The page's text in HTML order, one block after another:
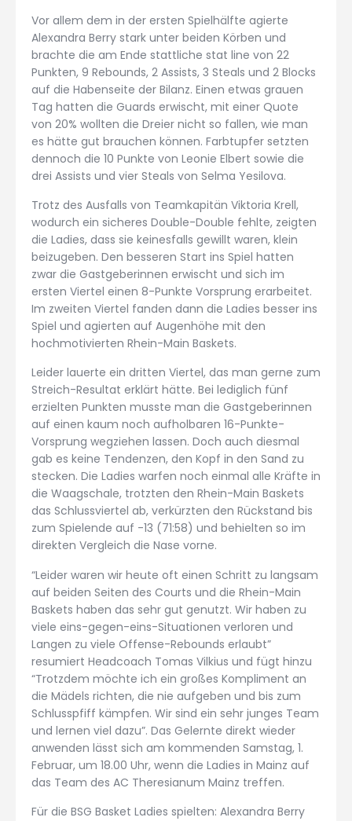
Vor allem dem in der ersten Spielhälfte agierte
Alexandra Berry stark unter beiden Körben und
brachte die am Ende stattliche stat line von 22
Punkten, 9 Rebounds, 2 Assists, 3 Steals und 2 Blocks
auf die Habenseite der Bilanz. Einen etwas grauen
Tag hatten die Guards erwischt, mit einer Quote
von 20% wollten die Dreier nicht so fallen, wie man
es hätte gut brauchen können. Farbtupfer setzten
dennoch die 10 Punkte von Leonie Elbert sowie die
drei Assists und vier Steals von Selma Yesilova.
Trotz des Ausfalls von Teamkapitän Viktoria Krell,
wodurch ein sicheres Double-Double fehlte, zeigten
die Ladies, dass sie keinesfalls gewillt waren, klein
beizugeben. Den besseren Start ins Spiel hatten
zwar die Gastgeberinnen erwischt und sich im
ersten Viertel einen 8-Punkte Vorsprung erarbeitet.
Im zweiten Viertel fanden dann die Ladies besser ins
Spiel und agierten auf Augenhöhe mit den
hochmotivierten Rhein-Main Baskets.
Leider lauerte ein dritten Viertel, das man gerne zum
Streich-Resultat erklärt hätte. Bei lediglich fünf
erzielten Punkten musste man die Gastgeberinnen
auf einen kaum noch aufholbaren 16-Punkte-
Vorsprung wegziehen lassen. Doch auch diesmal
gab es keine Tendenzen, den Kopf in den Sand zu
stecken. Die Ladies warfen noch einmal alle Kräfte in
die Waagschale, trotzten den Rhein-Main Baskets
das Schlussviertel ab, verkürzten den Rückstand bis
zum Spielende auf -13 (71:58) und behielten so im
direkten Vergleich die Nase vorne.
“Leider waren wir heute oft einen Schritt zu langsam
auf beiden Seiten des Courts und die Rhein-Main
Baskets haben das sehr gut genutzt. Wir haben zu
viele eins-gegen-eins-Situationen verloren und
Langen zu viele Offense-Rebounds erlaubt”
resumiert Headcoach Tomas Vilkius und fügt hinzu
“Trotzdem möchte ich ein großes Kompliment an
die Mädels richten, die nie aufgeben und bis zum
Schlusspfiff kämpfen. Wir sind ein sehr junges Team
und lernen viel dazu”. Das Gelernte direkt wieder
anwenden lässt sich am kommenden Samstag, 1.
Februar, um 18.00 Uhr, wenn die Ladies in Mainz auf
das Team des AC Theresianum Mainz treffen.
Für die BSG Basket Ladies spielten: Alexandra Berry